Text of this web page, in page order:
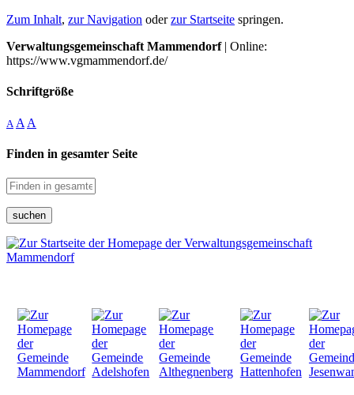
Zum Inhalt, zur Navigation oderzur Startseite springen.
Verwaltungsgemeinschaft Mammendorf| Online:
https://www.vgmammendorf.de/
Schriftgröße
A A A
Finden in gesamter Seite
suchen